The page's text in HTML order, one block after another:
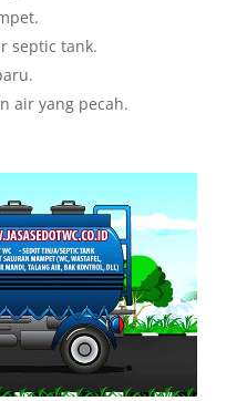
septic tank.
air yang pecah.